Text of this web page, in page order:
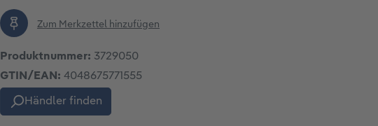
Zum Merkzettel hinzufügen
Produktnummer: 3729050
GTIN/EAN: 4048675771555
Händler finden